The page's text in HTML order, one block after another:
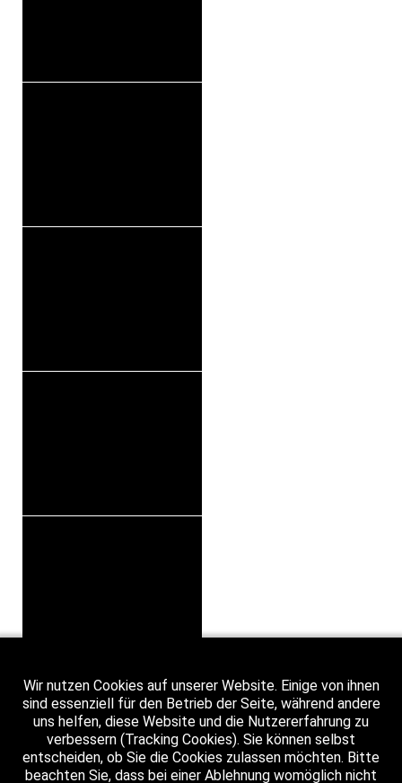
Wir nutzen Cookies auf unserer Website. Einige von ihnen
sind essenziell für den Betrieb der Seite, während andere
uns helfen, diese Website und die Nutzererfahrung zu
verbessern (Tracking Cookies). Sie können selbst
entscheiden, ob Sie die Cookies zulassen möchten. Bitte
beachten Sie, dass bei einer Ablehnung womöglich nicht